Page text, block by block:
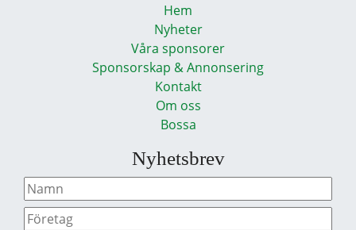
Hem
Nyheter
Våra sponsorer
Sponsorskap & Annonsering
Kontakt
Om oss
Bossa
Nyhetsbrev